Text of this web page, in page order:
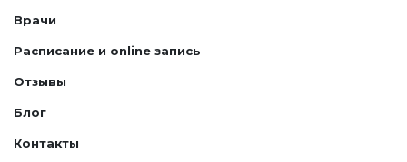
Врачи
Расписание и online запись
Отзывы
Блог
Контакты